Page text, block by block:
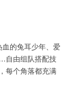
的兔耳少年、爱
自由组队搭配技
每个角落都充满